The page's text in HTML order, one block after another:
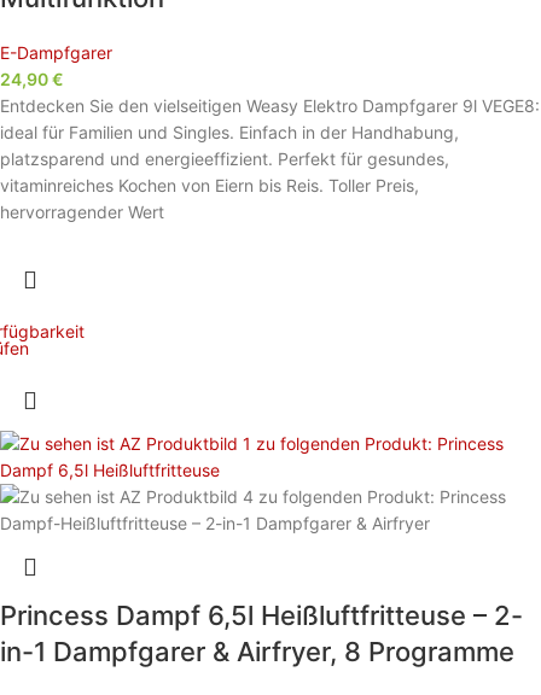
E-Dampfgarer
24,90€
Entdecken Sie den vielseitigen Weasy Elektro Dampfgarer 9l VEGE8:
ideal für Familien und Singles. Einfach in der Handhabung,
platzsparend und energieeffizient. Perfekt für gesundes,
vitaminreiches Kochen von Eiern bis Reis. Toller Preis,
hervorragender Wert
Princess Dampf 6,5l Heißluftfritteuse – 2-
in-1 Dampfgarer & Airfryer, 8 Programme